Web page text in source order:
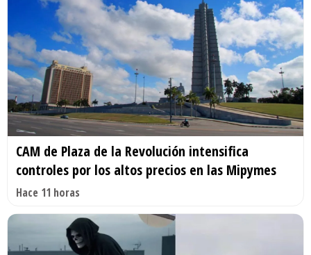
CAM de Plaza de la Revolución intensifica
controles por los altos precios en las Mipymes
Hace 11 horas